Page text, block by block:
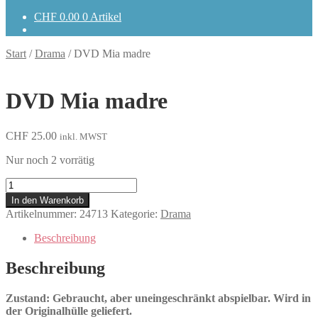
CHF 0.00 0 Artikel
Start /Drama /DVD Mia madre
DVD Mia madre
CHF 25.00 inkl. MWST
Nur noch 2 vorrätig
Mia
madre
Menge
In den Warenkorb
Artikelnummer: 24713 Kategorie: Drama
Beschreibung
Beschreibung
Zustand: Gebraucht, aber uneingeschränkt abspielbar. Wird in
der Originalhülle geliefert.